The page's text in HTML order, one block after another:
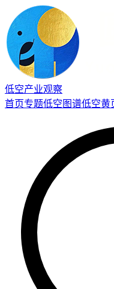
低空产业观察
首页专题低空图谱低空黄